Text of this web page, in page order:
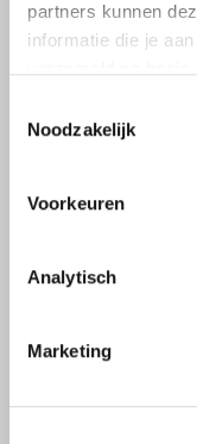
partners kunnen
informatie die je
Noodzakelijk
Voorkeuren
Analytisch
Marketing
Size guide